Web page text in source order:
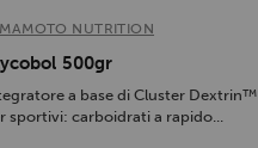
NUTRITION
500gr
a base di Cluster Dextrin™
sportivi: carboidrati a rapido...